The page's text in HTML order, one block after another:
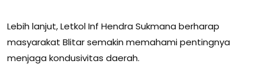
Lebih lanjut, Letkol Inf Hendra Sukmana berharap
masyarakat Blitar semakin memahami pentingnya
menjaga kondusivitas daerah.